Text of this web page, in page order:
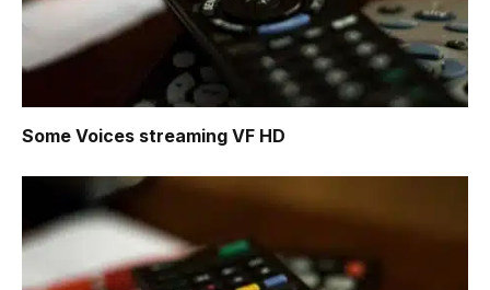
Some Voices streaming VF HD